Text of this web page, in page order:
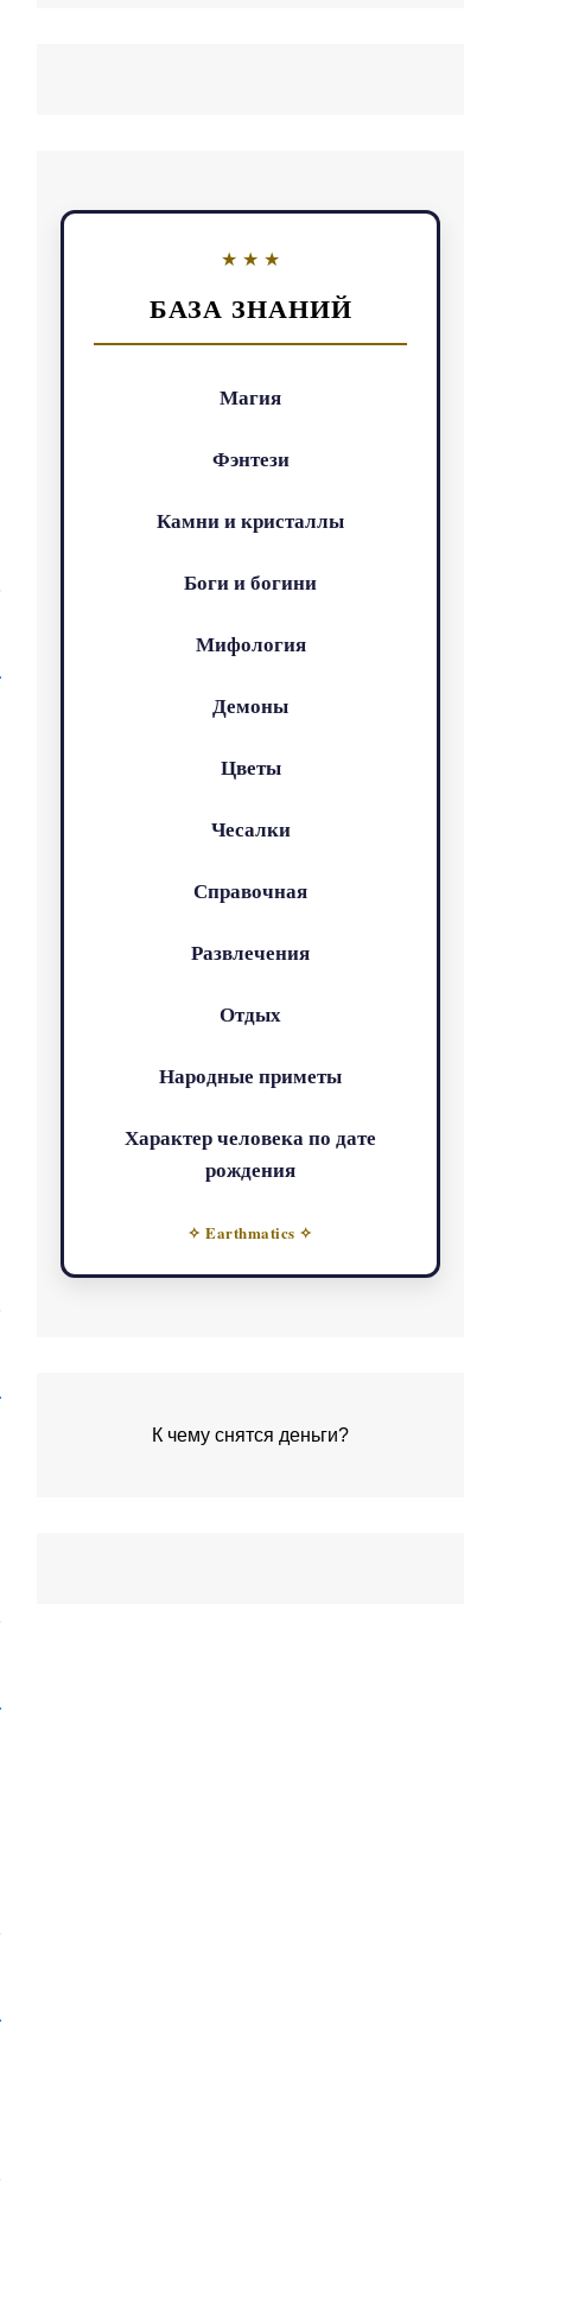
БАЗА ЗНАНИЙ
Магия
Фэнтези
Камни и кристаллы
Боги и богини
Мифология
Демоны
Цветы
Чесалки
Справочная
Развлечения
Отдых
Народные приметы
Характер человека по дате
рождения
✧ Earthmatics ✧
К чему снятся деньги?